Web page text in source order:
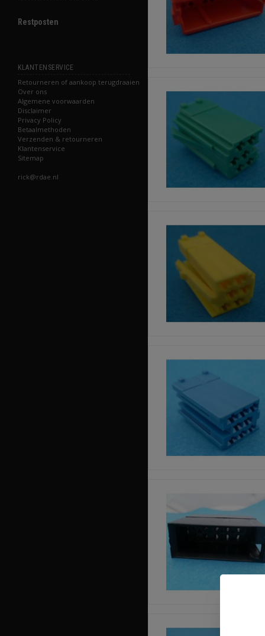
Restposten
KLANTENSERVICE
Retourneren of aankoop terugdraaien
Over ons
Algemene voorwaarden
Disclaimer
Privacy Policy
Betaalmethoden
Verzenden & retourneren
Klantenservice
Sitemap
rick@rdae.nl